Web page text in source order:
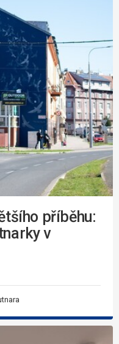
příběhu:
v